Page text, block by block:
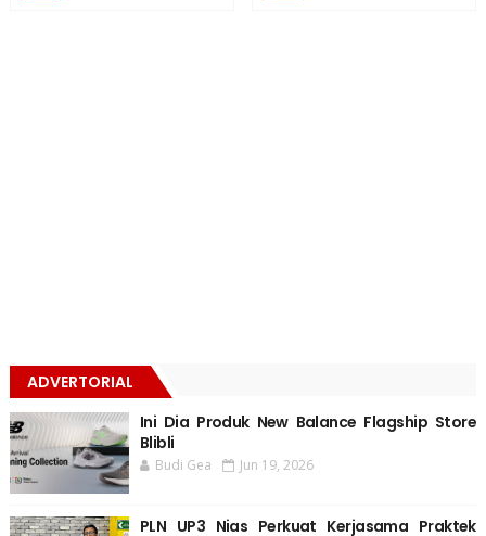
ADVERTORIAL
Ini Dia Produk New Balance Flagship Store
Blibli
Budi Gea Jun 19, 2026
PLN UP3 Nias Perkuat Kerjasama Praktek